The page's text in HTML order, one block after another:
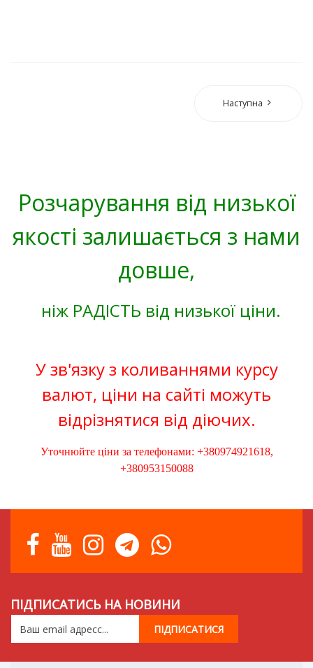
Наступна
Розчарування від низької
якості залишається з нами
довше,
ніж РАДІСТЬ від низької ціни.
У зв'язку з коливаннями курсу
валют, ціни на сайті можуть
відрізнятися від діючих.
Уточнюйте ціни за телефонами: +380974921618,
+380953150088
ПІДПИСАТИСЬ НА НОВИНИ